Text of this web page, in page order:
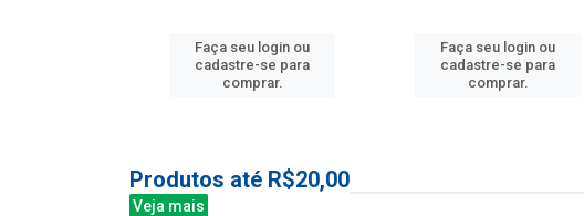
Faça seu login ou
cadastre-se para
comprar.
Faça seu login ou
cadastre-se para
comprar.
Produtos até R$20,00
Veja mais